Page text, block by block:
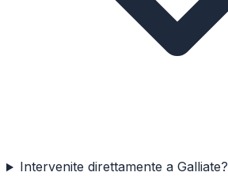
Intervenite direttamente a Galliate?